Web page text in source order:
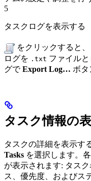
5
タスクログを表示する
をクリックすると
ログを .txt ファイル
グでExport Log… ボタ
タスク情報の
タスクの詳細を表示す
Tasks を選択します。
が表示されます: タス
ス、優先度、およびス